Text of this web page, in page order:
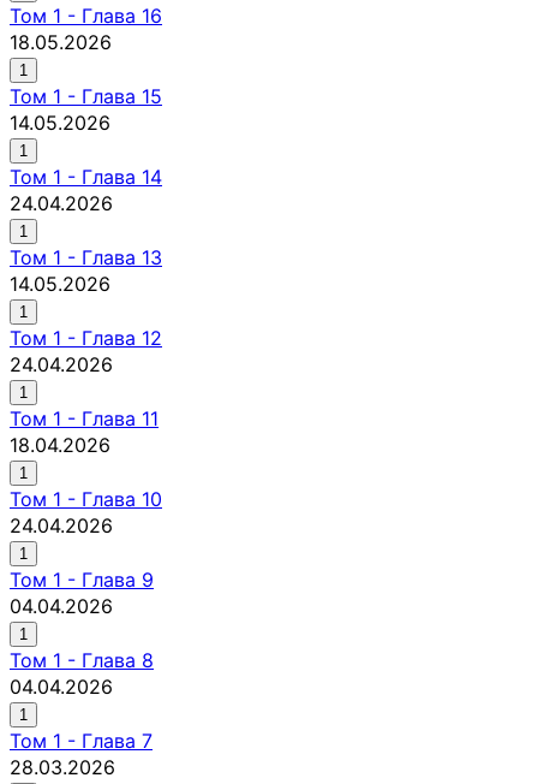
Том 1 - Глава 16
18.05.2026
1
Том 1 - Глава 15
14.05.2026
1
Том 1 - Глава 14
24.04.2026
1
Том 1 - Глава 13
14.05.2026
1
Том 1 - Глава 12
24.04.2026
1
Том 1 - Глава 11
18.04.2026
1
Том 1 - Глава 10
24.04.2026
1
Том 1 - Глава 9
04.04.2026
1
Том 1 - Глава 8
04.04.2026
1
Том 1 - Глава 7
28.03.2026